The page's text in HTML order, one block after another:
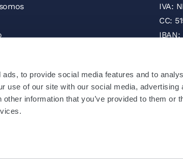
to provide social media features and to
use of our site with our social media, advertising
information that you’ve provided to them or
IVA:
CC:
IBAN:
BIC/